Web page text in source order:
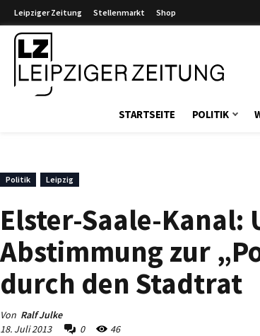
Leipziger Zeitung Stellenmarkt Shop
STARTSEITE POLITIK
Politik Leipzig
Elster-Saale-
Abstimmung zur
durch den Stadtrat
Von Ralf Julke
18. Juli 2013
0 46